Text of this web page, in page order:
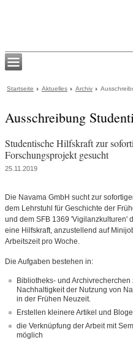
Startseite Aktuelles Archiv
Ausschreibung
Studentische Hilfskraft zur
Forschungsprojekt gesucht
25.11.2019
Die Navama GmbH sucht zur
dem Lehrstuhl für Geschichte der
und dem SFB 1369 'Vigilanzkulturen'
eine Hilfskraft, anzustellend auf
Arbeitszeit pro Woche.
Die Aufgaben bestehen in:
Bibliotheks- und
Nachhaltigkeit der Nutzung von
in der Frühen Neuzeit.
Erstellen kleinere Artikel und
die Verknüpfung der Arbeit mit
möglich